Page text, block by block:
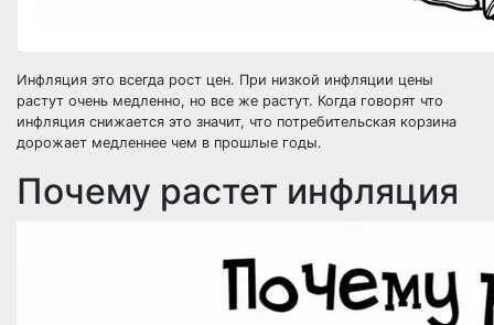
Инфляция это всегда рост цен. При низкой инфляции цены
растут очень медленно, но все же растут. Когда говорят что
инфляция снижается это значит, что потребительская корзина
дорожает медленнее чем в прошлые годы.
Почему растет инфляция